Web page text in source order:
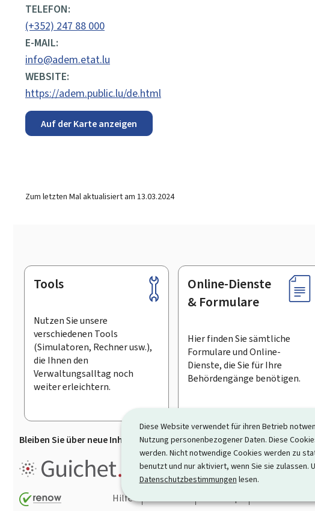
Diese Website verwendet für ihren Betrieb
Nutzung personenbezogener Daten. Diese
werden. Nicht notwendige Cookies werden zu
benutzt und nur aktiviert, wenn Sie sie zulassen.
Datenschutzbestimmungen lesen.
TELEFON:
(+352) 247 88 000
E-MAIL:
info@adem.etat.lu
WEBSITE:
https://adem.public.lu/de.html
Auf der Karte anzeigen
Zum letzten Mal aktualisiert am 13.03.2024
Footer
Tools
Nutzen Sie unsere
verschiedenen Tools
(Simulatoren, Rechner usw.),
die Ihnen den
Verwaltungsalltag noch
weiter erleichtern.
Online-Dienste
& Formulare
Hier finden Sie sämtliche
Formulare und Online-
Dienste, die Sie für Ihre
Behördengänge benötigen.
Bleiben Sie über neue Inhalte auf Guichet.lu informiert Den
Guichet.lu ist ein Informationsportal,
Informationen, Behördengängen und
Hilfe